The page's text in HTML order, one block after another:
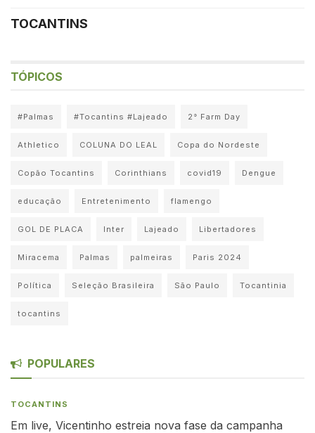
TOCANTINS
TÓPICOS
#Palmas #Tocantins #Lajeado 2° Farm Day
Athletico COLUNA DO LEAL Copa do Nordeste
Copão Tocantins Corinthians covid19 Dengue
educação Entretenimento flamengo
GOL DE PLACA Inter Lajeado Libertadores
Miracema Palmas palmeiras Paris 2024
Política Seleção Brasileira São Paulo Tocantinia
tocantins
POPULARES
TOCANTINS
Em live, Vicentinho estreia nova fase da campanha